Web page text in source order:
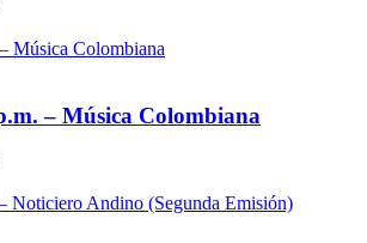
Música Colombiana
– Música Colombiana
Noticiero Andino (Segunda Emisión)